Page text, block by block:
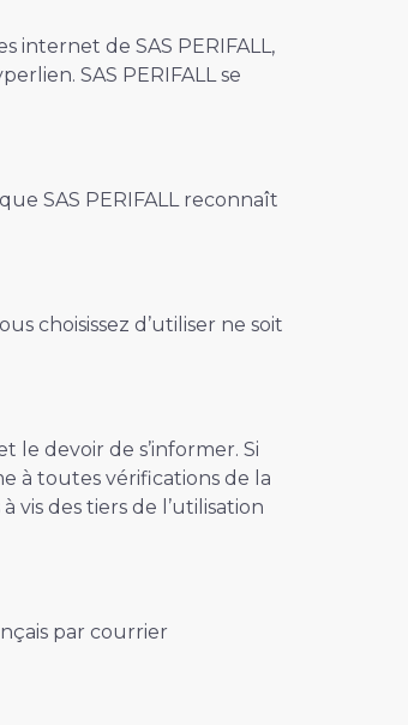
internet de SAS PERIFALL,
SAS PERIFALL se
SAS PERIFALL reconnaît
choisissez d’utiliser ne soit
le devoir de s’informer. Si
à toutes vérifications de la
vis des tiers de l’utilisation
par courrier